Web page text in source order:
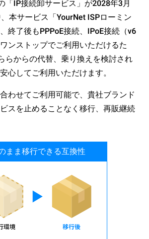
「IP接続卸サービス」が2028年3月
本サービス「YourNet ISPローミン
終了後もPPPoE接続、IPoE接続（v6
ンストップでご利用いただけるた
らからの代替、乗り換えを検討され
心してご利用いただけます。
わせてご利用可能で、貴社ブランド
スを止めることなく移行、再販継続
まま移行できる互換性